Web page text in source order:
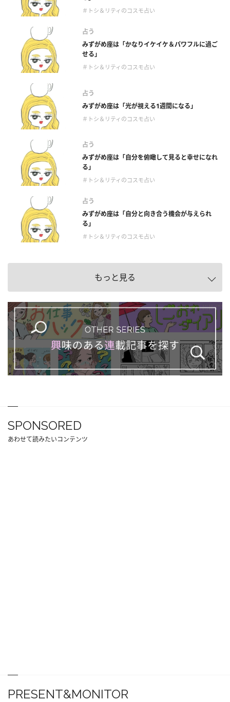
＃トシ＆リティのコスモ占い
占う
みずがめ座は「かなりイケイケ＆パワフルに過ご
せる」
＃トシ＆リティのコスモ占い
占う
みずがめ座は「光が視える1週間になる」
＃トシ＆リティのコスモ占い
占う
みずがめ座は「自分を俯瞰して見ると幸せになれ
る」
＃トシ＆リティのコスモ占い
占う
みずがめ座は「自分と向き合う機会が与えられ
る」
＃トシ＆リティのコスモ占い
もっと見る
SPONSORED
あわせて読みたいコンテンツ
PRESENT&MONITOR